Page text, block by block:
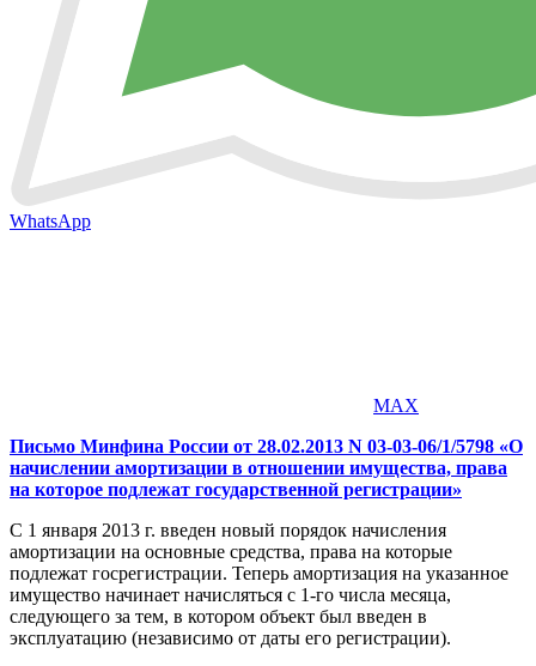
WhatsApp
MAX
Письмо Минфина России от 28.02.2013 N 03-03-06/1/5798 «О
начислении амортизации в отношении имущества, права
на которое подлежат государственной регистрации»
С 1 января 2013 г. введен новый порядок начисления
амортизации на основные средства, права на которые
подлежат госрегистрации. Теперь амортизация на указанное
имущество начинает начисляться с 1-го числа месяца,
следующего за тем, в котором объект был введен в
эксплуатацию (независимо от даты его регистрации).